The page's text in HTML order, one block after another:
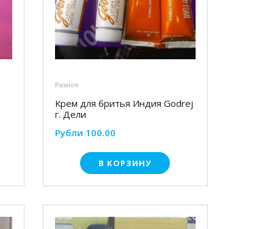
Разное
Крем для бритья Индия Godrej
г. Дели
Рубли 100.00
В КОРЗИНУ